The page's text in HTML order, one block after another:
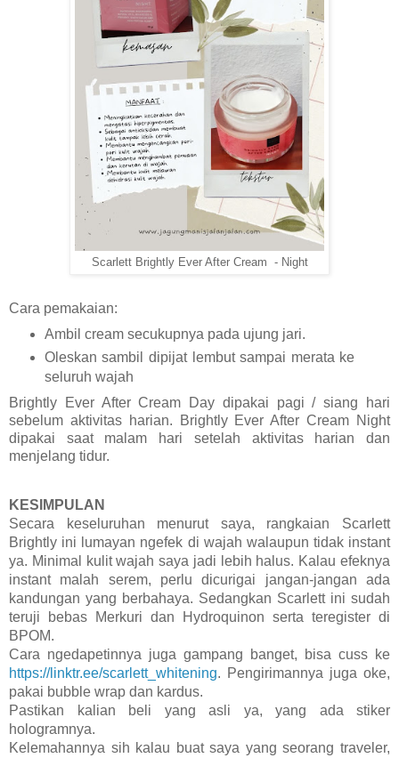
Scarlett Brightly Ever After Cream - Night
Cara pemakaian:
Ambil cream secukupnya pada ujung jari.
Oleskan sambil dipijat lembut sampai merata ke
seluruh wajah
Brightly Ever After Cream Day dipakai pagi / siang hari
sebelum aktivitas harian.
Brightly Ever After Cream Night
dipakai saat malam hari setelah aktivitas harian dan
menjelang tidur.
KESIMPULAN
Secara keseluruhan menurut saya, rangkaian Scarlett
Brightly ini lumayan ngefek di wajah walaupun tidak instant
ya. Minimal kulit wajah saya jadi lebih halus. Kalau efeknya
instant malah serem, perlu dicurigai jangan-jangan ada
kandungan yang berbahaya. Sedangkan Scarlett ini sudah
teruji bebas Merkuri dan Hydroquinon serta teregister di
BPOM.
https://linktr.ee/scarlett_whitening. Pengirimannya juga oke,
pakai bubble wrap dan kardus.
Pastikan kalian beli yang asli ya, yang ada stiker
hologramnya.
Kelemahannya sih kalau buat saya yang seorang traveler,